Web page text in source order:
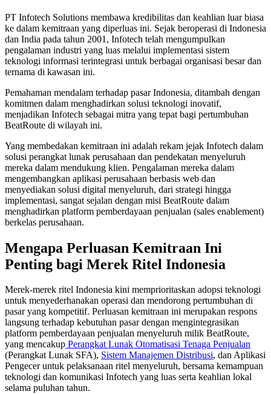
PT Infotech Solutions membawa kredibilitas dan keahlian luar biasa
ke dalam kemitraan yang diperluas ini. Sejak beroperasi di Indonesia
dan India pada tahun 2001, Infotech telah mengumpulkan
pengalaman industri yang luas melalui implementasi sistem
teknologi informasi terintegrasi untuk berbagai organisasi besar dan
ternama di kawasan ini.
Pemahaman mendalam terhadap pasar Indonesia, ditambah dengan
komitmen dalam menghadirkan solusi teknologi inovatif,
menjadikan Infotech sebagai mitra yang tepat bagi pertumbuhan
BeatRoute di wilayah ini.
Yang membedakan kemitraan ini adalah rekam jejak Infotech dalam
solusi perangkat lunak perusahaan dan pendekatan menyeluruh
mereka dalam mendukung klien. Pengalaman mereka dalam
mengembangkan aplikasi perusahaan berbasis web dan
menyediakan solusi digital menyeluruh, dari strategi hingga
implementasi, sangat sejalan dengan misi BeatRoute dalam
menghadirkan platform pemberdayaan penjualan (sales enablement)
berkelas perusahaan.
Mengapa Perluasan Kemitraan Ini
Penting bagi Merek Ritel Indonesia
Merek-merek ritel Indonesia kini memprioritaskan adopsi teknologi
untuk menyederhanakan operasi dan mendorong pertumbuhan di
pasar yang kompetitif. Perluasan kemitraan ini merupakan respons
langsung terhadap kebutuhan pasar dengan mengintegrasikan
platform pemberdayaan penjualan menyeluruh milik BeatRoute,
yang mencakup Perangkat Lunak Otomatisasi Tenaga Penjualan
(Perangkat Lunak SFA), Sistem Manajemen Distribusi, dan Aplikasi
Pengecer untuk pelaksanaan ritel menyeluruh, bersama kemampuan
teknologi dan komunikasi Infotech yang luas serta keahlian lokal
selama puluhan tahun.